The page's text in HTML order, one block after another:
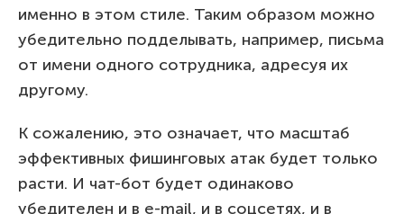
именно в этом стиле. Таким образом можно
убедительно подделывать, например, письма
от имени одного сотрудника, адресуя их
другому.
К сожалению, это означает, что масштаб
эффективных фишинговых атак будет только
расти. И чат-бот будет одинаково
убедителен и в e-mail, и в соцсетях, и в